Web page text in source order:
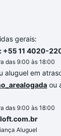
gerais:
+55 11 4020-
das 9:00 às 18:00
aluguel em
ou
das 9:00 às 18:00
Aluguel